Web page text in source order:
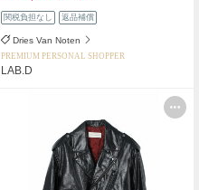
関税負担なし 返品補償
Dries Van Noten
PREMIUM PERSONAL SHOPPER
LAB.D